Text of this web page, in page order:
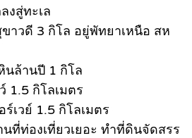
งสู่ทะเล
ขาวดี 3 กิโล อยู่พัทยาเหนือ สห
นล้านปี 1 กิโล
1.5 กิโลเมตร
เวย์ 1.5 กิโลเมตร
ที่ท่องเที่ยวเยอะ ทำที่ดินจัดสรร